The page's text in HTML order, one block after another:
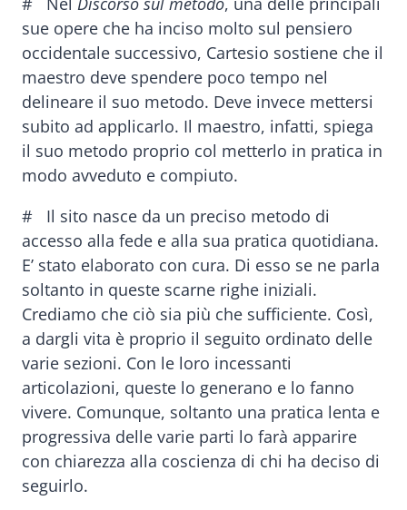
sue opere che ha inciso molto sul pensiero
occidentale successivo, Cartesio sostiene che il
maestro deve spendere poco tempo nel
delineare il suo metodo. Deve invece mettersi
subito ad applicarlo. Il maestro, infatti, spiega
il suo metodo proprio col metterlo in pratica in
modo avveduto e compiuto.
# Il sito nasce da un preciso metodo di
accesso alla fede e alla sua pratica quotidiana.
E’ stato elaborato con cura. Di esso se ne parla
soltanto in queste scarne righe iniziali.
Crediamo che ciò sia più che sufficiente. Così,
a dargli vita è proprio il seguito ordinato delle
varie sezioni. Con le loro incessanti
articolazioni, queste lo generano e lo fanno
vivere. Comunque, soltanto una pratica lenta e
progressiva delle varie parti lo farà apparire
con chiarezza alla coscienza di chi ha deciso di
seguirlo.